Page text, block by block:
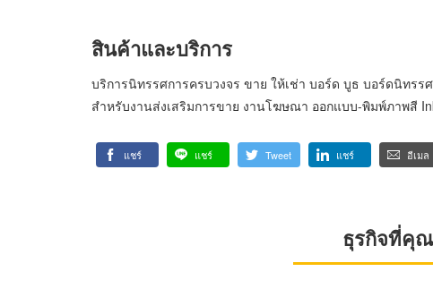
สินค้าและบริการ
บริการนิทรรศการครบวงจร ขาย ให้เช่า บอร์ด บูธ บอร์ดนิทรร
สำหรับงานส่งเสริมการขาย งานโฆษณา ออกแบบ-พิมพ์ภาพสี
แชร์ แชร์ Tweet แชร์ อีเมล
ธุรกิจที่คุ